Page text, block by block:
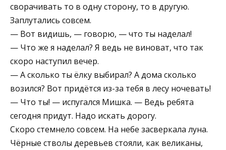
сворачивать то в одну сторону, то в другую.
Заплутались совсем.
— Вот видишь, — говорю, — что ты наделал!
— Что же я наделал? Я ведь не виноват, что так
скоро наступил вечер.
— А сколько ты ёлку выбирал? А дома сколько
возился? Вот придётся из-за тебя в лесу ночевать!
— Что ты! — испугался Мишка. — Ведь ребята
сегодня придут. Надо искать дорогу.
Скоро стемнело совсем. На небе засверкала луна.
Чёрные стволы деревьев стояли, как великаны,